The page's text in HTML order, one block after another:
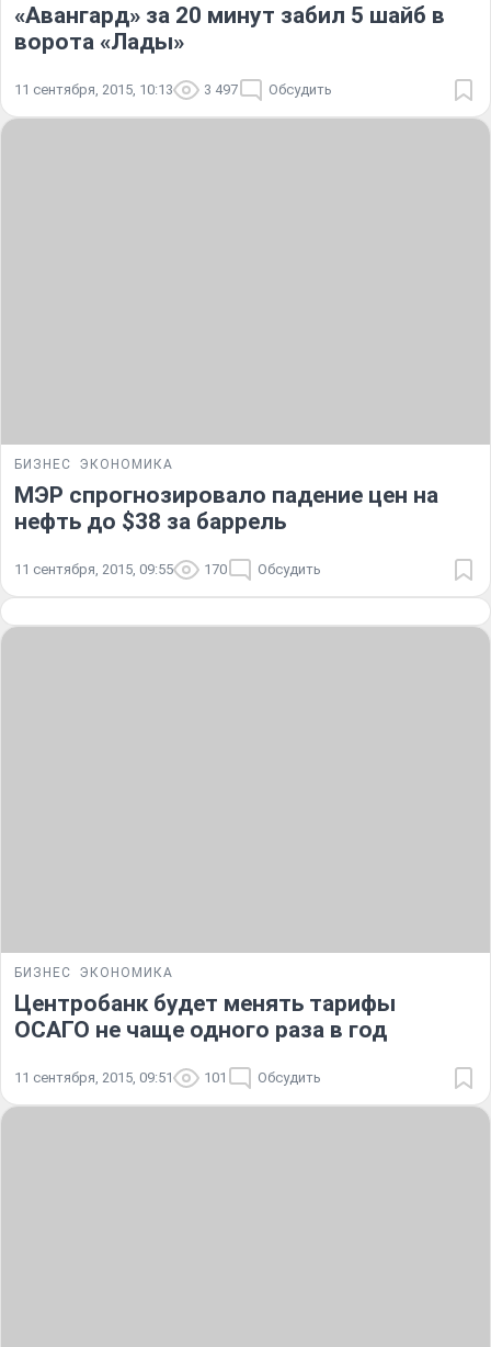
«Авангард» за 20 минут забил 5 шайб в
ворота «Лады»
11 сентября, 2015, 10:13 3 497 Обсудить
БИЗНЕС ЭКОНОМИКА
МЭР спрогнозировало падение цен на
нефть до $38 за баррель
11 сентября, 2015, 09:55 170 Обсудить
БИЗНЕС ЭКОНОМИКА
Центробанк будет менять тарифы
ОСАГО не чаще одного раза в год
11 сентября, 2015, 09:51 101 Обсудить